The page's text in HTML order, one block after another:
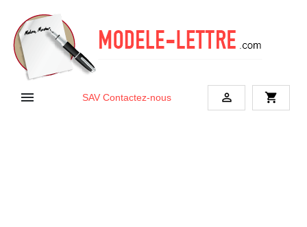
 SAV Contactez-nous  shopping_cart